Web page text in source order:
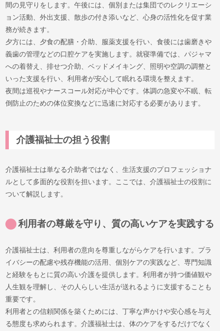
間の見守りをします。午後には、個別または集団でのレクリエーシ
ョン活動、外出支援、散歩の付き添いなど、心身の活性化を促す業
務が続きます。
夕方には、夕食の配膳・介助、服薬支援を行い、食後には歯磨きや
義歯の管理などの口腔ケアを実施します。就寝準備では、パジャマ
への着替え、排せつ介助、ベッドメイキング、照明や空調の調整と
いった支援を行い、利用者が安心して眠れる環境を整えます。
夜間は巡視やナースコール対応が中心です。体調の急変や不眠、転
倒防止のための体位変換などに迅速に対応する必要があります。
介護福祉士の担う役割
介護福祉士は単なる介助者ではなく、生活支援のプロフェッショナ
ルとして多面的な役割を担います。ここでは、介護福祉士の役割に
ついて解説します。
利用者の尊厳を守り、質の高いケアを実践する
介護福祉士は、利用者の意向を尊重しながらケアを行います。プラ
イバシーの配慮や残存機能の活用、個別ケアの実践など、専門知識
と経験をもとに質の高い介護を提供します。利用者が持つ価値観や
人生観を理解し、その人らしい生活が送れるように支援することも
重要です。
利用者との信頼関係を築くためには、丁寧な声かけや安心感を与え
る態度も求められます。介護福祉士は、体のケアをするだけでなく